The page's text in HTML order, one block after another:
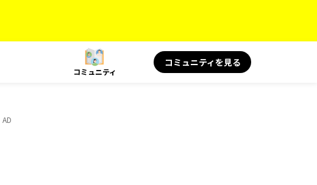
コミュニティ
コミュニティを見る
AD